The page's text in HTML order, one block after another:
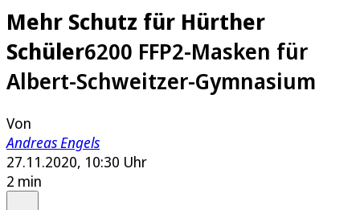
Mehr Schutz für Hürther
Schüler6200 FFP2-Masken für
Albert-Schweitzer-Gymnasium
Von
Andreas Engels
27.11.2020, 10:30 Uhr
2 min